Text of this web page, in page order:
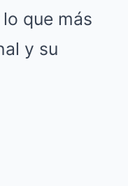
que más
y su